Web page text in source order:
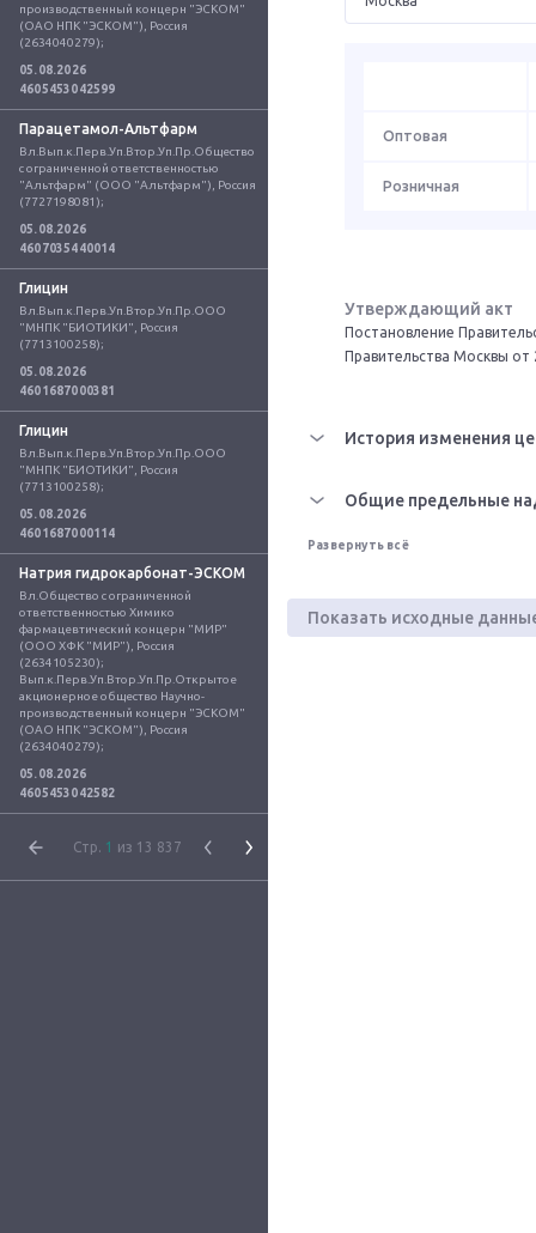
производственный концерн "ЭСКОМ"
(ОАО НПК "ЭСКОМ"), Россия
(2634040279);
05.08.2026
4605453042599
Парацетамол-Альтфарм
Вл.Вып.к.Перв.Уп.Втор.Уп.Пр.Общество
с ограниченной ответственностью
"Альтфарм" (ООО "Альтфарм"), Россия
(7727198081);
05.08.2026
4607035440014
Глицин
Вл.Вып.к.Перв.Уп.Втор.Уп.Пр.ООО
"МНПК "БИОТИКИ", Россия
(7713100258);
05.08.2026
4601687000381
Глицин
Вл.Вып.к.Перв.Уп.Втор.Уп.Пр.ООО
"МНПК "БИОТИКИ", Россия
(7713100258);
05.08.2026
4601687000114
Натрия гидрокарбонат-ЭСКОМ
Вл.Общество с ограниченной
ответственностью Химико
фармацевтический концерн "МИР"
(ООО ХФК "МИР"), Россия
(2634105230);
Вып.к.Перв.Уп.Втор.Уп.Пр.Открытое
акционерное общество Научно-
производственный концерн "ЭСКОМ"
(ОАО НПК "ЭСКОМ"), Россия
(2634040279);
05.08.2026
4605453042582
Стр. 1 из 13 837
Оптовая
Розничная
Утверждающий акт
Постановление
Правительства Москвы
История изменения
Общие предельные
Развернуть всё
Показать исходные